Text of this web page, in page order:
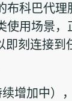
布科巴代
使用场景
即刻连接
增加中）